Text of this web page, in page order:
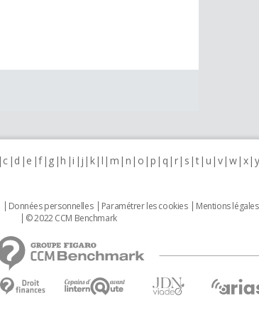
c d e f g h i j k l m n o p q r s t u v w x y
Données personnelles Paramétrer les cookies Mentions légales
© 2022 CCM Benchmark